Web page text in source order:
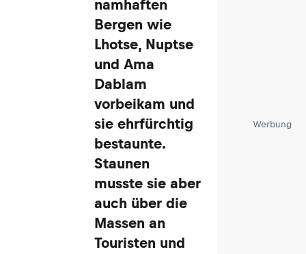
Werbung
namhaften
Bergen wie
Lhotse, Nuptse
und Ama
Dablam
vorbeikam und
sie ehrfürchtig
bestaunte.
Staunen
musste sie aber
auch über die
Massen an
Touristen und